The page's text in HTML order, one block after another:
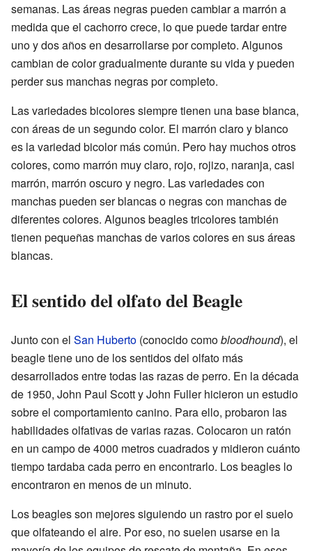
semanas. Las áreas negras pueden cambiar a marrón a
medida que el cachorro crece, lo que puede tardar entre
uno y dos años en desarrollarse por completo. Algunos
cambian de color gradualmente durante su vida y pueden
perder sus manchas negras por completo.
Las variedades bicolores siempre tienen una base blanca,
con áreas de un segundo color. El marrón claro y blanco
es la variedad bicolor más común. Pero hay muchos otros
colores, como marrón muy claro, rojo, rojizo, naranja, casi
marrón, marrón oscuro y negro. Las variedades con
manchas pueden ser blancas o negras con manchas de
diferentes colores. Algunos beagles tricolores también
tienen pequeñas manchas de varios colores en sus áreas
blancas.
El sentido del olfato del Beagle
Junto con el San Huberto (conocido comobloodhound), el
beagle tiene uno de los sentidos del olfato más
desarrollados entre todas las razas de perro. En la década
de 1950, John Paul Scott y John Fuller hicieron un estudio
sobre el comportamiento canino. Para ello, probaron las
habilidades olfativas de varias razas. Colocaron un ratón
en un campo de 4000 metros cuadrados y midieron cuánto
tiempo tardaba cada perro en encontrarlo. Los beagles lo
encontraron en menos de un minuto.
Los beagles son mejores siguiendo un rastro por el suelo
que olfateando el aire. Por eso, no suelen usarse en la